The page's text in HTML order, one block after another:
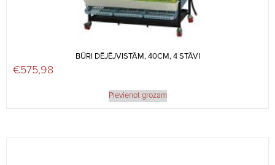
BŪRI DĒJĒJVISTĀM, 40CM, 4 STĀVI
€575,98
Pievienot grozam